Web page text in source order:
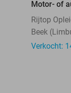
Motor- of
Rijtop
Beek
Verkocht: